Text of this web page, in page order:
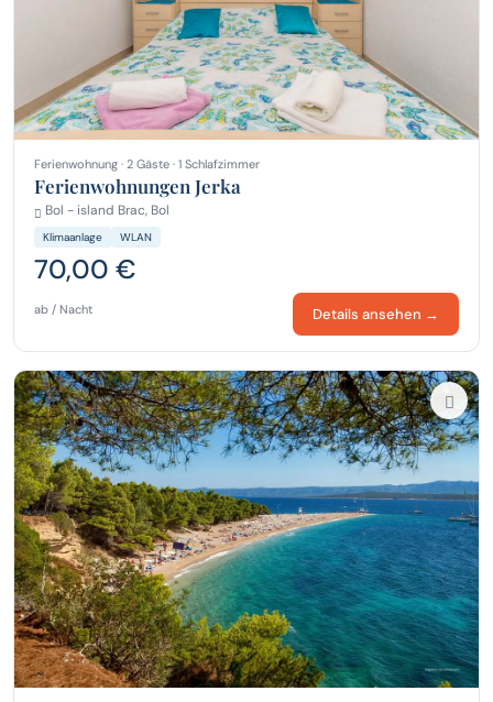
Ferienwohnung · 2 Gäste · 1 Schlafzimmer
Ferienwohnungen Jerka
Bol - island Brac, Bol
Klimaanlage WLAN
70,00 €
ab / Nacht Details ansehen →